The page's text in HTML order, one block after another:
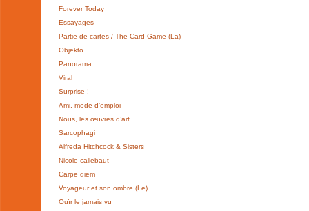
Forever Today
Essayages
Partie de cartes / The Card Game (La)
Objekto
Panorama
Viral
Surprise !
Ami, mode d’emploi
Nous, les œuvres d’art…
Sarcophagi
Alfreda Hitchcock & Sisters
Nicole callebaut
Carpe diem
Voyageur et son ombre (Le)
Ouïr le jamais vu